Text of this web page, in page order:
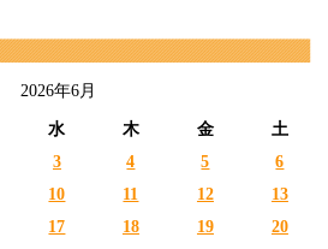
2026年6月
水 木 金 土
3 4 5
6
10 11 12
13
17 18 19
20